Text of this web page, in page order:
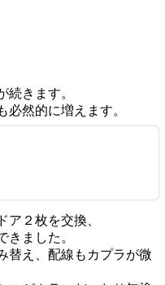
続きます。
然的に増えます。
ア２枚を交換、
きました。
替え、配線もカプラが微